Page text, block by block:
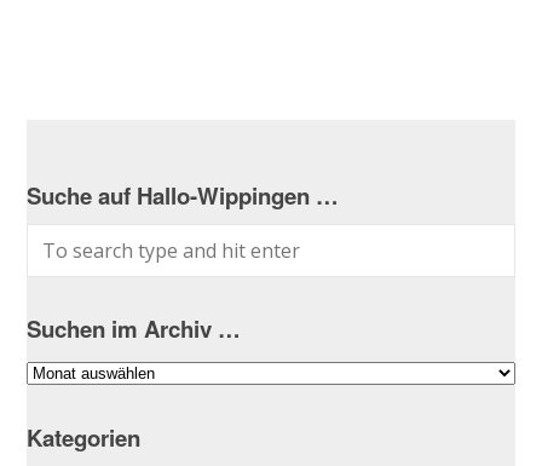
Suche auf Hallo-Wippingen …
Suchen im Archiv …
Suchen
Archiv
Kategorien